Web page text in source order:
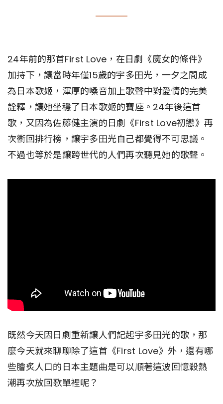
24年前的那首First Love，在日劇《魔女的條件》
加持下，讓當時年僅15歲的宇多田光，一夕之間成
為日本歌姬，渾厚的嗓音加上歌聲中對愛情的完美
詮釋，讓她坐穩了日本歌姬的寶座。24年後這首
歌，又因為佐藤健主演的日劇《First Love初戀》再
次衝回排行榜，讓宇多田光自己都覺得不可思議。
不過也等於是讓跨世代的人們再次聽見她的歌聲。
既然今天因日劇重新讓人們記起宇多田光的歌，那
麼今天就來聊聊除了這首《First Love》外，還有哪
些膾炙人口的日本主題曲是可以順著這波回憶殺熱
潮再次放回歌單裡呢？